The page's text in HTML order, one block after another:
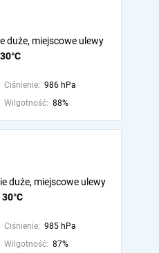
30°C
duże, miejscowe ulewy
Ciśnienie: 986 hPa
Wilgotność: 88%
30°C
duże, miejscowe ulewy
Ciśnienie: 985 hPa
Wilgotność: 87%